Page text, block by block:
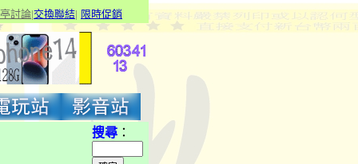
討論|交換聯結| 限時促銷
搜尋 ：